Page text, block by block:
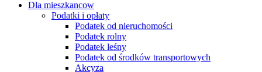
Dla mieszkancow
Podatki i opłaty
Podatek od nieruchomości
Podatek rolny
Podatek leśny
Podatek od środków transportowych
Akcyza